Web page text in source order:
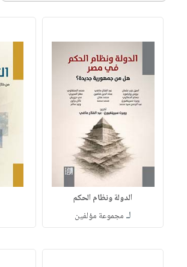
الدولة ونظام الحكم
لـ مجموعة مؤلفين